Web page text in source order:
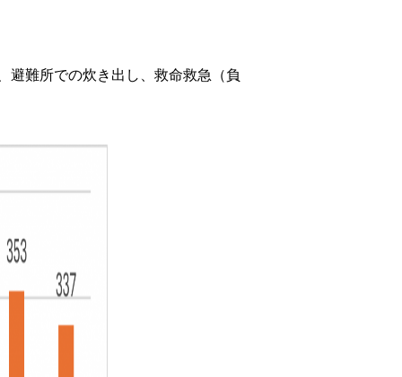
避難所での炊き出し、救命救急（負